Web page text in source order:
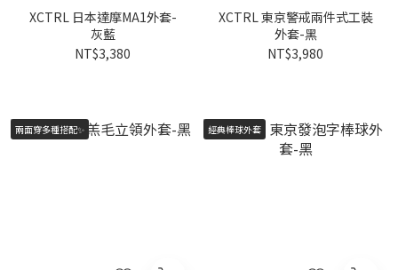
XCTRL 日本達摩MA1外套-
灰藍
NT$3,380
XCTRL 東京警戒兩件式工裝
外套-黑
NT$3,980
兩面穿多種搭配✨ 經典棒球外套